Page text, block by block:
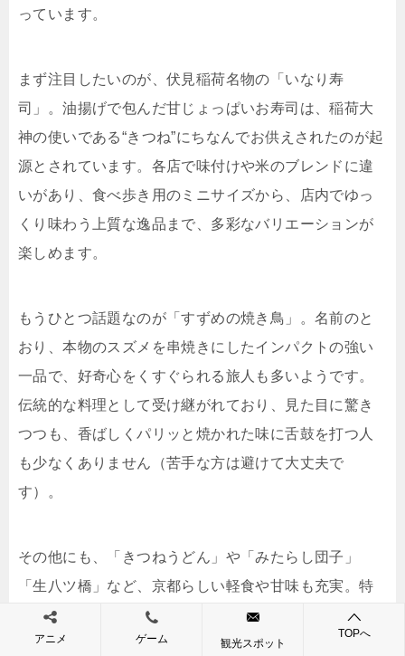
っています。
まず注目したいのが、伏見稲荷名物の「いなり寿
司」。油揚げで包んだ甘じょっぱいお寿司は、稲荷大
神の使いである“きつね”にちなんでお供えされたのが起
源とされています。各店で味付けや米のブレンドに違
いがあり、食べ歩き用のミニサイズから、店内でゆっ
くり味わう上質な逸品まで、多彩なバリエーションが
楽しめます。
もうひとつ話題なのが「すずめの焼き鳥」。名前のと
おり、本物のスズメを串焼きにしたインパクトの強い
一品で、好奇心をくすぐられる旅人も多いようです。
伝統的な料理として受け継がれており、見た目に驚き
つつも、香ばしくパリッと焼かれた味に舌鼓を打つ人
も少なくありません（苦手な方は避けて大丈夫で
す）。
その他にも、「きつねうどん」や「みたらし団子」
「生八ツ橋」など、京都らしい軽食や甘味も充実。特
に境内近くの茶店では、抹茶と和菓子のセットを楽し
めるなど、歩き疲れた体を癒すひとときが過ごせま
アニメ ゲーム 観光スポット
TOPへ